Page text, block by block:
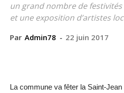
un grand nombre de
et une exposition d’artistes
Par Admin78 - 22 juin 2017
La commune va fêter la Saint-